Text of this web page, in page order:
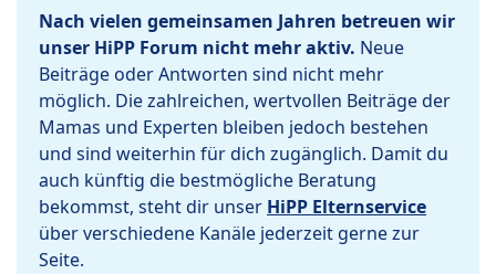
Nach vielen gemeinsamen Jahren betreuen wir
unser HiPP Forum nicht mehr aktiv. Neue
Beiträge oder Antworten sind nicht mehr
möglich. Die zahlreichen, wertvollen Beiträge der
Mamas und Experten bleiben jedoch bestehen
und sind weiterhin für dich zugänglich. Damit du
auch künftig die bestmögliche Beratung
bekommst, steht dir unser HiPP Elternservice
über verschiedene Kanäle jederzeit gerne zur
Seite.